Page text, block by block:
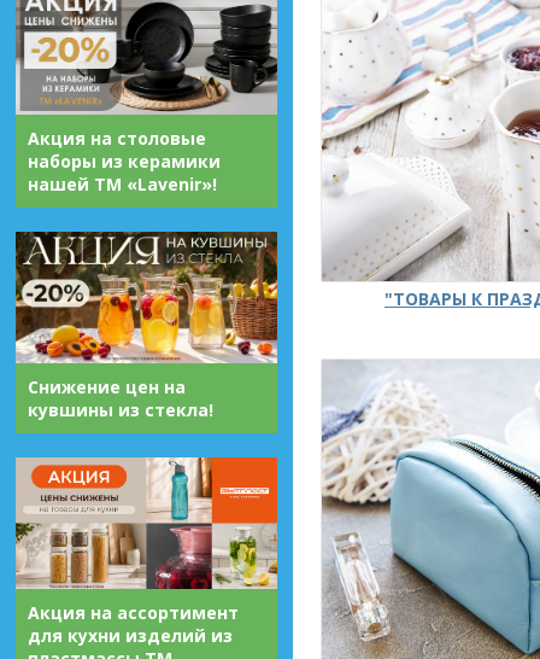
Акция на столовые
наборы из керамики
нашей ТМ «Lavenir»!
Снижение цен на
кувшины из стекла!
Акция на ассортимент
для кухни изделий из
"ТОВАРЫ К